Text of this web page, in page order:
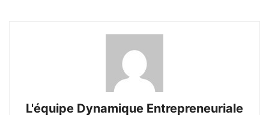
L'équipe Dynamique Entrepreneuriale